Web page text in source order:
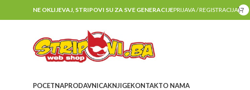
NE OKLIJEVAJ, STRIPOVI SU ZA SVE GENERACIJEPRIJAVA / REGISTRACIJA
POCETNAPRODAVNICAKNJIGEKONTAKTO NAMA